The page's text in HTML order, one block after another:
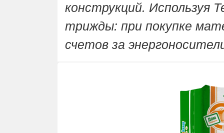
конструкций. Используя
трижды: при покупке
счетов за